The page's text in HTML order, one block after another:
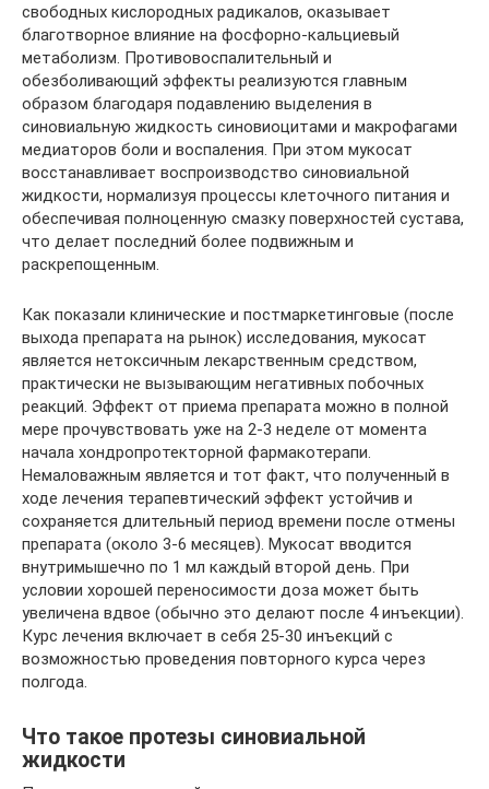
свободных кислородных радикалов, оказывает
благотворное влияние на фосфорно-кальциевый
метаболизм. Противовоспалительный и
обезболивающий эффекты реализуются главным
образом благодаря подавлению выделения в
синовиальную жидкость синовиоцитами и макрофагами
медиаторов боли и воспаления. При этом мукосат
восстанавливает воспроизводство синовиальной
жидкости, нормализуя процессы клеточного питания и
обеспечивая полноценную смазку поверхностей сустава,
что делает последний более подвижным и
раскрепощенным.
Как показали клинические и постмаркетинговые (после
выхода препарата на рынок) исследования, мукосат
является нетоксичным лекарственным средством,
практически не вызывающим негативных побочных
реакций. Эффект от приема препарата можно в полной
мере прочувствовать уже на 2-3 неделе от момента
начала хондропротекторной фармакотерапи.
Немаловажным является и тот факт, что полученный в
ходе лечения терапевтический эффект устойчив и
сохраняется длительный период времени после отмены
препарата (около 3-6 месяцев). Мукосат вводится
внутримышечно по 1 мл каждый второй день. При
условии хорошей переносимости доза может быть
увеличена вдвое (обычно это делают после 4 инъекции).
Курс лечения включает в себя 25-30 инъекций с
возможностью проведения повторного курса через
полгода.
Что такое протезы синовиальной
жидкости